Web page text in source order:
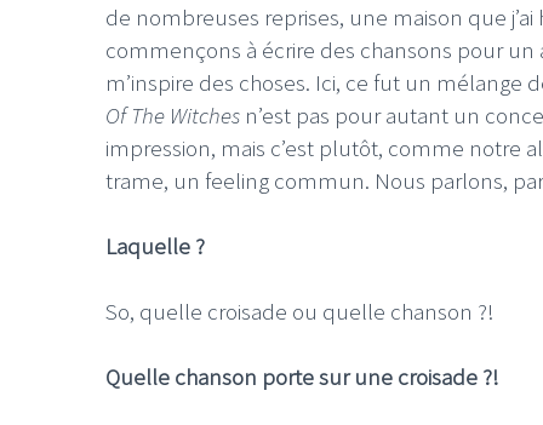
de nombreuses reprises, une maison que
commençons à écrire des chansons pour un
m’inspire des choses. Ici, ce fut un
Of The Witches n’est pas pour autant un
impression, mais c’est plutôt, comme notre
trame, un feeling commun. Nous parlons,
Laquelle ?
So, quelle croisade ou quelle chanson ?!
Quelle chanson porte sur une croisade ?!